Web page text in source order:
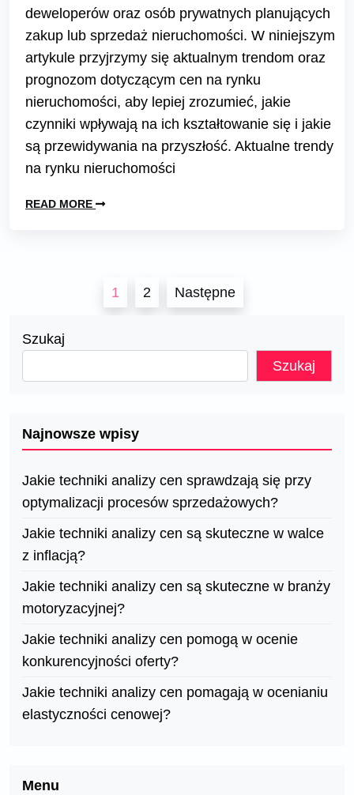
deweloperów oraz osób prywatnych planujących
zakup lub sprzedaż nieruchomości. W niniejszym
artykule przyjrzymy się aktualnym trendom oraz
prognozom dotyczącym cen na rynku
nieruchomości, aby lepiej zrozumieć, jakie
czynniki wpływają na ich kształtowanie się i jakie
są przewidywania na przyszłość. Aktualne trendy
na rynku nieruchomości
READ MORE
Stronicowanie
1 2 Następne
Szukaj
Szukaj
Najnowsze wpisy
Jakie techniki analizy cen sprawdzają się przy
optymalizacji procesów sprzedażowych?
Jakie techniki analizy cen są skuteczne w walce
z inflacją?
Jakie techniki analizy cen są skuteczne w branży
motoryzacyjnej?
Jakie techniki analizy cen pomogą w ocenie
konkurencyjności oferty?
Jakie techniki analizy cen pomagają w ocenianiu
elastyczności cenowej?
Menu